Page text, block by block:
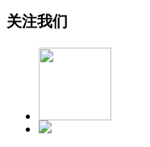
关注我们